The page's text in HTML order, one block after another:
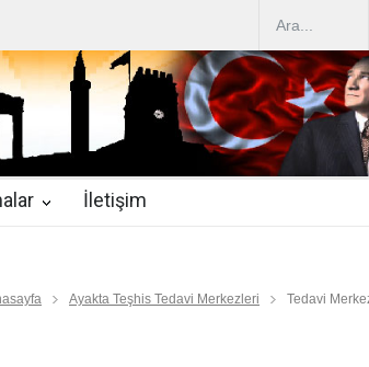
CİHAZ ARTIRIMLARI|2019-07-31
Genelgesi 2019/16 | 2019-07-31
Kadrosunda Çalıştırma Talep|2019-06-26
İletişim
Ayakta Teşhis Tedavi Merkezleri Tedavi